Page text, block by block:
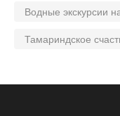
Водные экскурсии
Тамариндское